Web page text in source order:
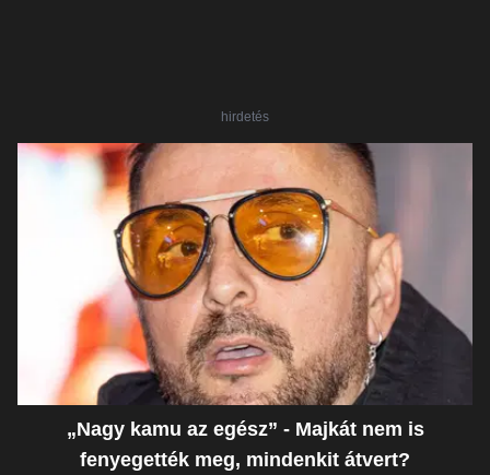
hirdetés
„Nagy kamu az egész” - Majkát nem is
fenyegették meg, mindenkit átvert?